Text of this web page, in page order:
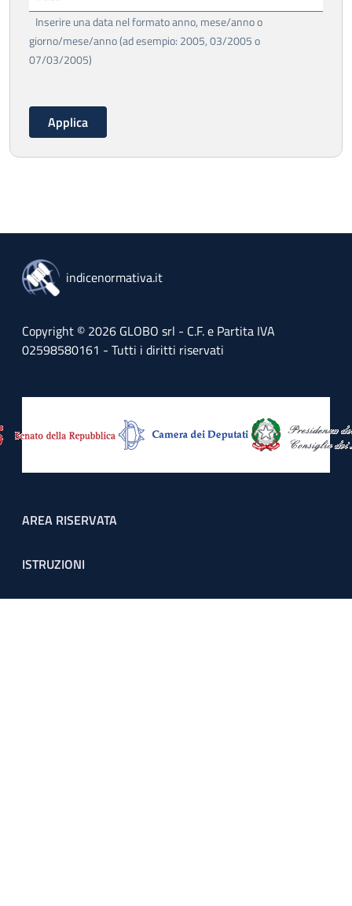
Inserire una data nel formato anno, mese/anno o
giorno/mese/anno (ad esempio: 2005, 03/2005 o
07/03/2005)
indicenormativa.it
Copyright © 2026 GLOBO srl - C.F. e Partita IVA
02598580161 - Tutti i diritti riservati
Footer menu
AREA RISERVATA
ISTRUZIONI